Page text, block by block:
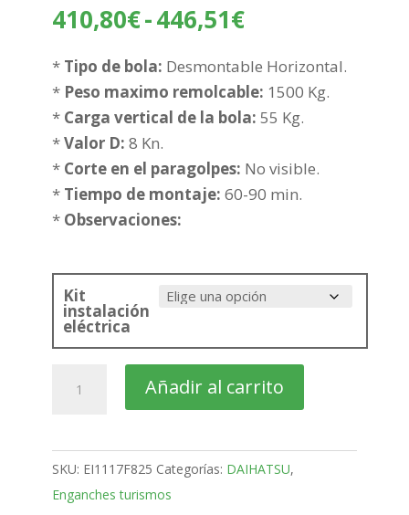
410,80€-446,51€Rango
precios:
desde
410,80€
446,51€
* Tipo de bola: Desmontable Horizontal.
* Peso maximo remolcable: 1500 Kg.
* Carga vertical de la bola: 55 Kg.
*Valor D: 8 Kn.
* Corte en el paragolpes: No visible.
* Tiempo de montaje: 60-90 min.
* Observaciones:
Kit
instalación
eléctrica
Terios
bola
Desmontable
Horizontal
Añadir al carrito
SKU: EI1117F825 Categorías: DAIHATSU,
Enganches turismos